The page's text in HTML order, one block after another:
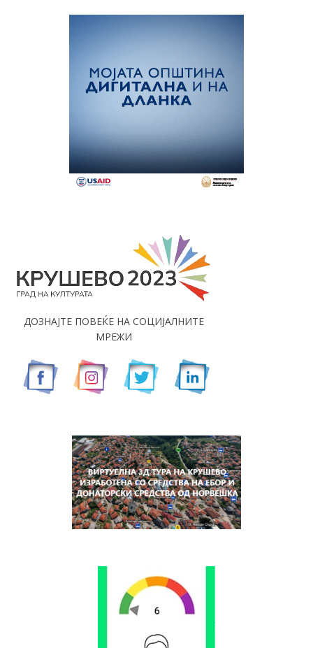
ДОЗНАЈТЕ ПОВЕЌЕ НА СОЦИЈАЛНИТЕ
МРЕЖИ